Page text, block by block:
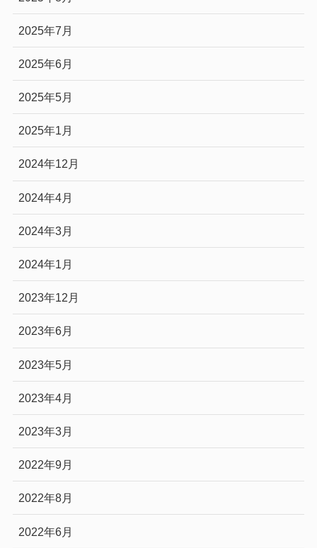
2025年7月
2025年6月
2025年5月
2025年1月
2024年12月
2024年4月
2024年3月
2024年1月
2023年12月
2023年6月
2023年5月
2023年4月
2023年3月
2022年9月
2022年8月
2022年6月